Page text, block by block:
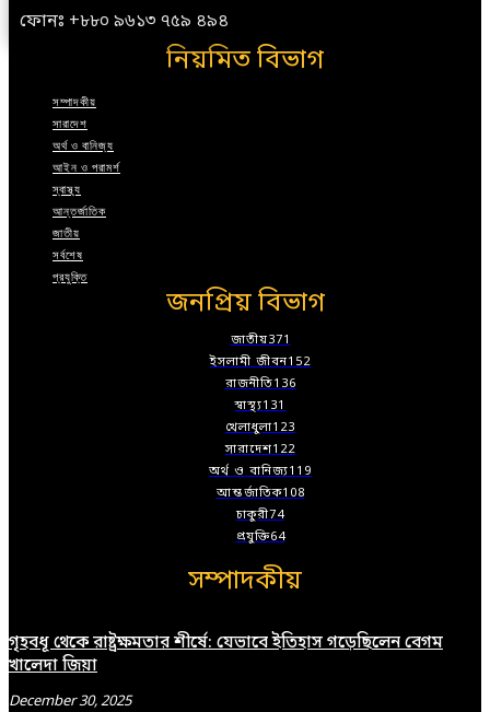
ফোনঃ +৮৮০ ৯৬১৩ ৭৫৯ ৪৯৪
নিয়মিত বিভাগ
সম্পাদকীয়
সারাদেশ
অর্থ ও বানিজ্য
আইন ও পরামর্শ
স্বাস্থ্য
আন্তর্জাতিক
জাতীয়
সর্বশেষ
প্রযুক্তি
জনপ্রিয় বিভাগ
জাতীয়371
ইসলামী জীবন152
রাজনীতি136
স্বাস্থ্য131
খেলাধুলা123
সারাদেশ122
অর্থ ও বানিজ্য119
আন্তর্জাতিক108
চাকুরী74
প্রযুক্তি64
সম্পাদকীয়
গৃহবধূ থেকে রাষ্ট্রক্ষমতার শীর্ষে: যেভাবে ইতিহাস গড়েছিলেন বেগম
খালেদা জিয়া
December 30, 2025